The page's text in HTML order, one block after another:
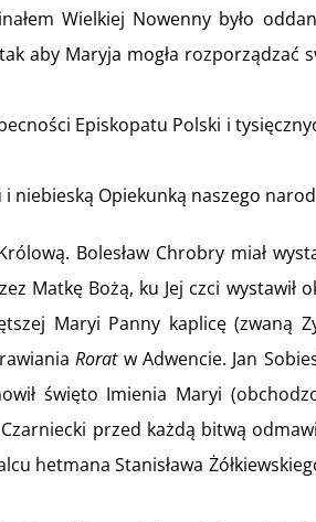
Wielkiej Nowenny było
aby Maryja mogła rozporządzać
Episkopatu Polski i
i niebieską Opiekunką naszego
Bolesław Chrobry miał
Matkę Bożą, ku Jej czci wystawił
Maryi Panny kaplicę (zwaną
Roratw Adwencie. Jan
święto Imienia Maryi
przed każdą bitwą
hetmana Stanisława